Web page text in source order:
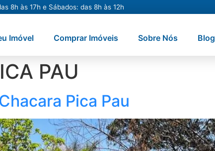
8h às 17h e Sábados: das 8h às 12h
Imóvel Comprar Imóveis Sobre Nós Blog
PAU
Pica Pau